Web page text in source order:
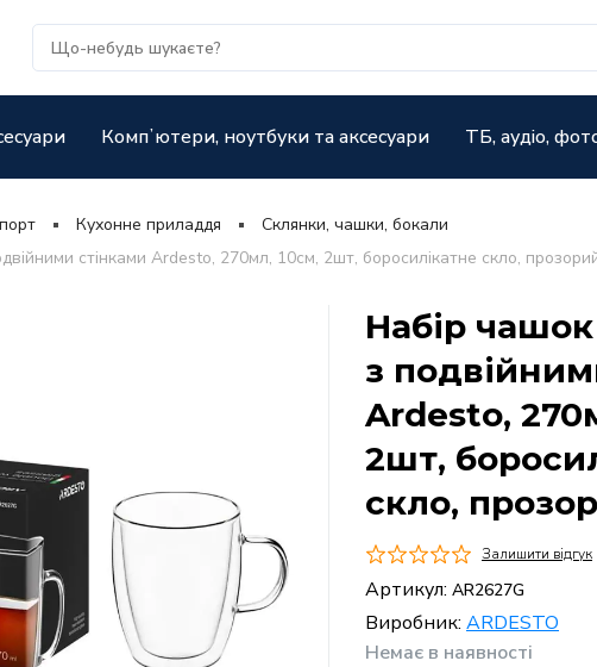
Компʼютери, ноутбуки та аксесуари ТБ, аудіо,
Кухонне приладдя
Склянки, чашки, бокали
стінками Ardesto, 270мл, 10см, 2шт, боросилікатне скло,
Набір
з
Ardesto,
2шт,
скло,
Залишити відгук
Артикул: AR2627G
Виробник: ARDESTO
Немає в наявності